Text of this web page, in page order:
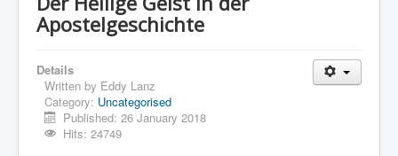
Urdu
Hebrew OT
Greek NT
Book Corner
Apostelgeschichte
Details
Written by Eddy Lanz
Category: Uncategorised
Published: 26 January 2018
Hits: 24749